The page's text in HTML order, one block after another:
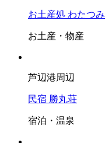
お土産処 わたつみ
お土産・物産
芦辺港周辺
民宿 勝丸荘
宿泊・温泉